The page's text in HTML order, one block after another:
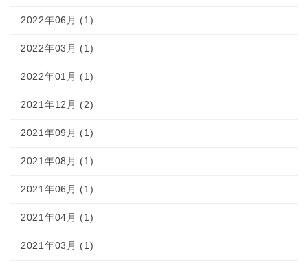
2022年06月 (1)
2022年03月 (1)
2022年01月 (1)
2021年12月 (2)
2021年09月 (1)
2021年08月 (1)
2021年06月 (1)
2021年04月 (1)
2021年03月 (1)